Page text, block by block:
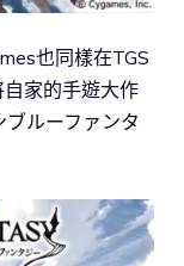
也同樣在TGS
家的手遊大作
ブルーファンタ